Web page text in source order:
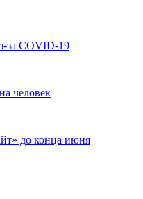
за COVID-19
человек
до конца июня